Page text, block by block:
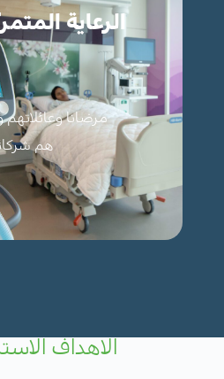
الرعاية
مرضانا
هم
الاهداف